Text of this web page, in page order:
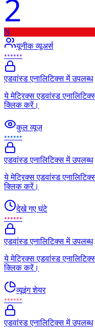
2
N
यूनीक व्यूअर्स
••••••
एडवांस्ड एनालिटिक्स में उपलब्ध
ये मेट्रिक्स एडवांस्ड
क्लिक करें।
कुल व्यूज़
••••••
एडवांस्ड एनालिटिक्स में उपलब्ध
ये मेट्रिक्स एडवांस्ड
क्लिक करें।
देखे गए घंटे
••••••
एडवांस्ड एनालिटिक्स में उपलब्ध
ये मेट्रिक्स एडवांस्ड
क्लिक करें।
व्यूइंग शेयर
••••••
एडवांस्ड एनालिटिक्स में उपलब्ध